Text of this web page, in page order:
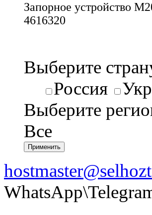
Запорное устройство
4616320
Выберите
Россия
Выберите
Все